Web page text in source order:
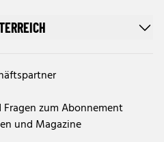
zum Abonnement
und Magazine